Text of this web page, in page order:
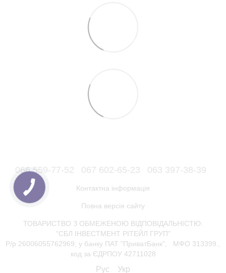
066 559-77-52 067 602-65-23 063 397-38-39
Контактна інформація
Повна версія сайту
ТОВАРИСТВО З ОБМЕЖЕНОЮ ВІДПОВІДАЛЬНІСТЮ:
"СБЛ ІНВЕСТМЕНТ РІТЕЙЛ ГРУП"
Р/р 26006055762969, у банку ПАТ "ПриватБанк", МФО 313399.,
код за ЄДРПОУ 42711028
Рус Укр